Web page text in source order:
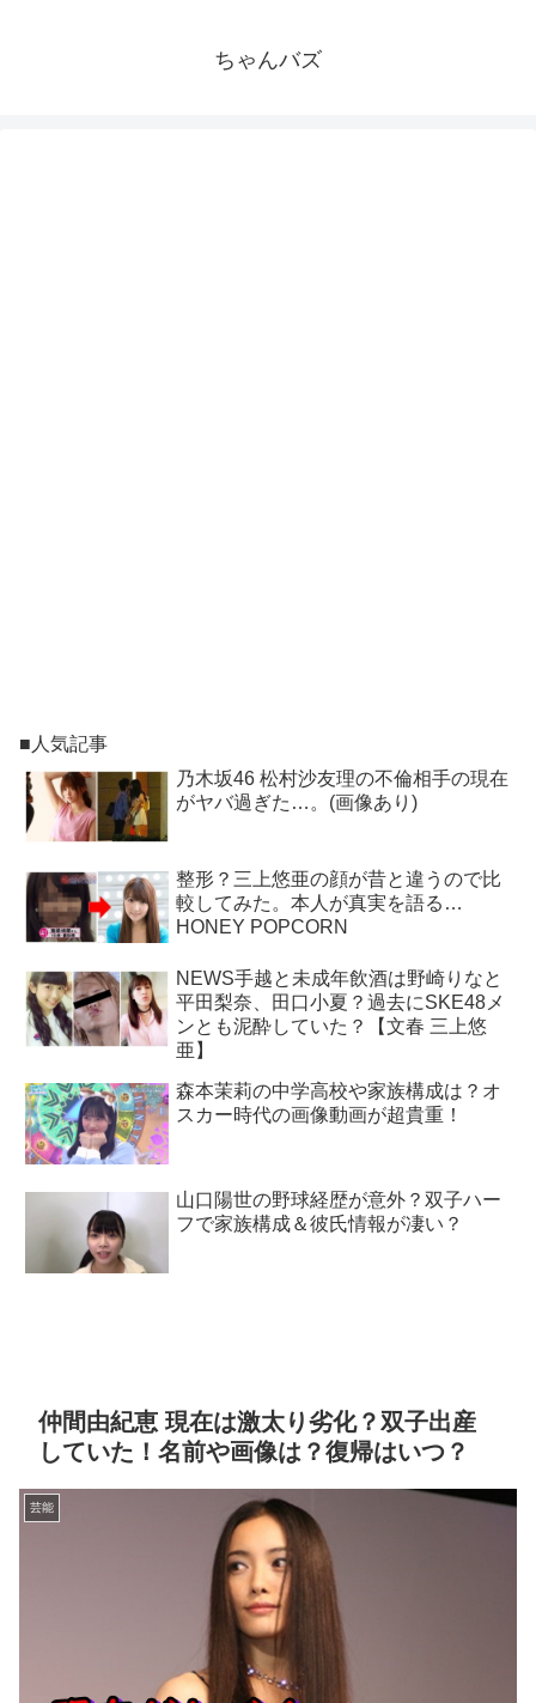
ちゃんバズ
■人気記事
乃木坂46 松村沙友理の不倫相手の現在
がヤバ過ぎた…。(画像あり)
整形？三上悠亜の顔が昔と違うので比
較してみた。本人が真実を語る…
HONEY POPCORN
NEWS手越と未成年飲酒は野崎りなと
平田梨奈、田口小夏？過去にSKE48メ
ンとも泥酔していた？【文春 三上悠
亜】
森本茉莉の中学高校や家族構成は？オ
スカー時代の画像動画が超貴重！
山口陽世の野球経歴が意外？双子ハー
フで家族構成＆彼氏情報が凄い？
仲間由紀恵 現在は激太り劣化？双子出産
していた！名前や画像は？復帰はいつ？
芸能